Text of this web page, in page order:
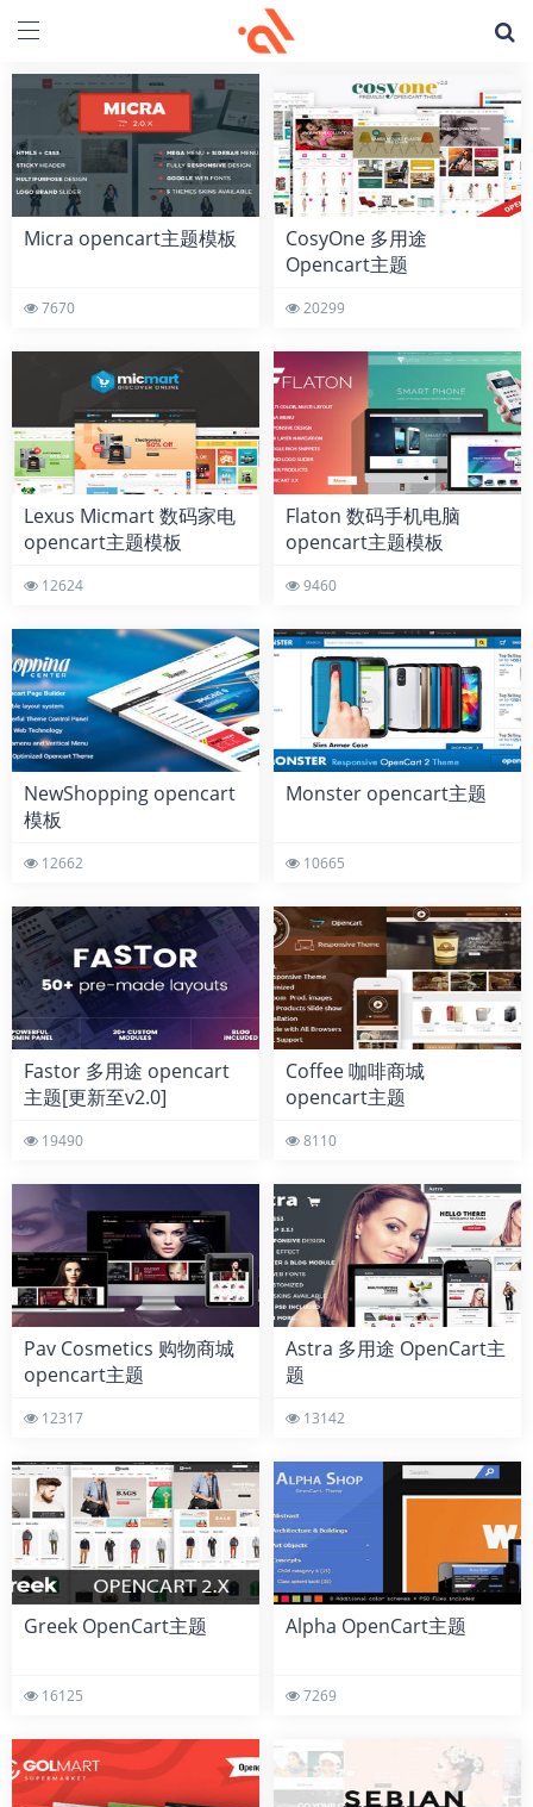
Micra opencart主题模板
7670
CosyOne 多用途
Opencart主题
20299
Lexus Micmart 数码家电
opencart主题模板
12624
Flaton 数码手机电脑
opencart主题模板
9460
NewShopping opencart
模板
12662
Monster opencart主题
10665
Fastor 多用途 opencart
主题[更新至v2.0]
19490
Coffee 咖啡商城
opencart主题
8110
Pav Cosmetics 购物商城
opencart主题
12317
Astra 多用途 OpenCart主
题
13142
Greek OpenCart主题
16125
Alpha OpenCart主题
7269